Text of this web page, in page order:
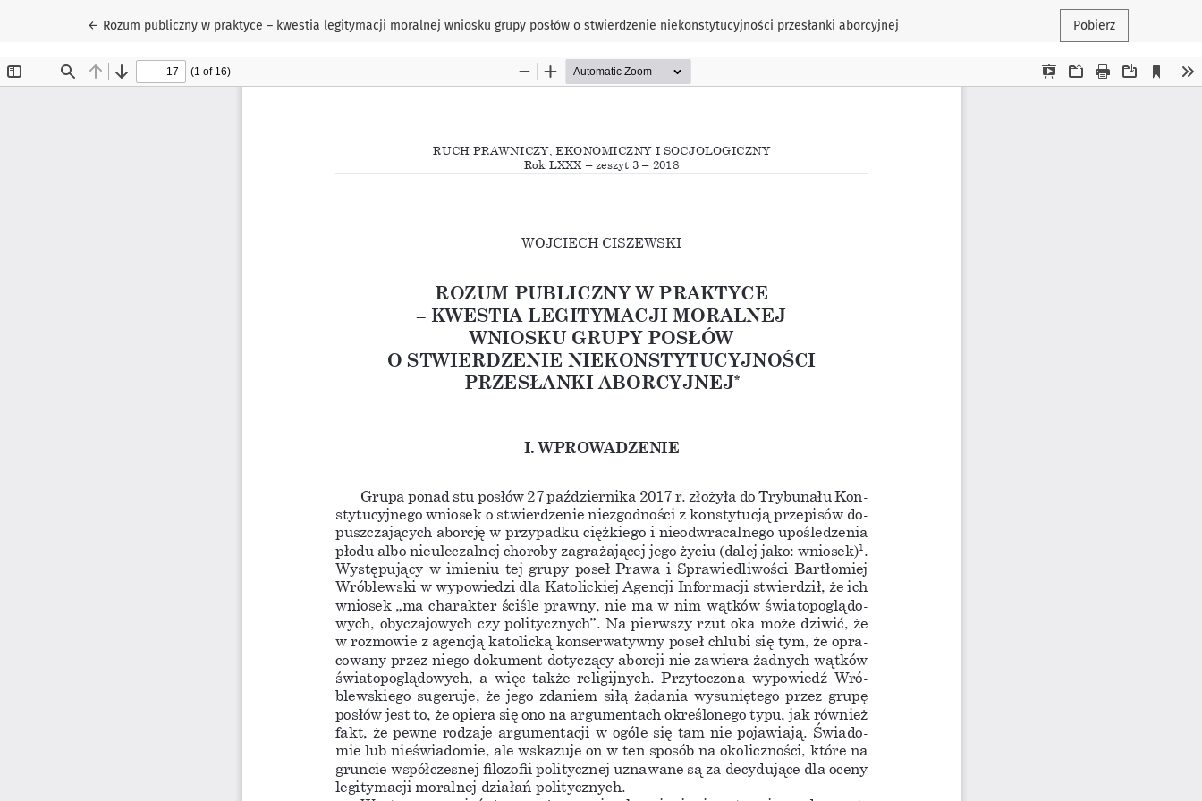
← Wróć do szczegółów artykułu
Rozum publiczny w praktyce – kwestia legitymacji moralnej wniosku grupy posłów o stwierdzenie niekonstytucyjności przesłanki aborcyjnej Pobierz